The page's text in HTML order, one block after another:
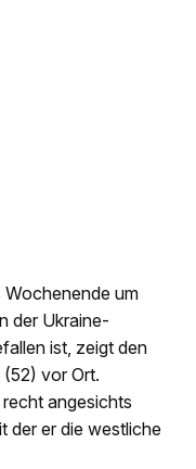
um
der Ukraine-
ist, zeigt den
vor Ort.
angesichts
der er die westliche